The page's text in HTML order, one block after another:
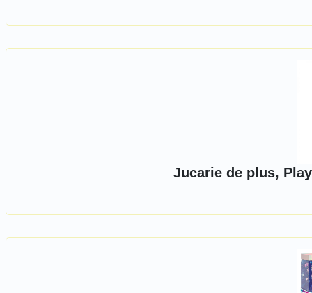
Jucarie de plus,